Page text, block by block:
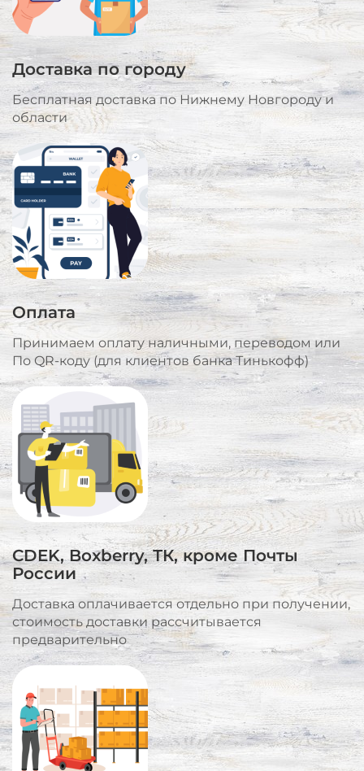
Доставка по городу
Бесплатная доставка по Нижнему Новгороду и
области
Оплата
Принимаем оплату наличными, переводом или
По QR-коду (для клиентов банка Тинькофф)
CDEK, Boxberry, ТК, кроме Почты
России
Доставка оплачивается отдельно при получении,
стоимость доставки рассчитывается
предварительно